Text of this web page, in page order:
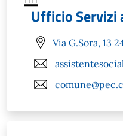
Ufficio Servizi
Via G.Sora, 13